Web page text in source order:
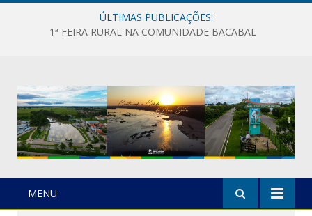
ÚLTIMAS PUBLICAÇÕES:
1ª FEIRA RURAL NA COMUNIDADE BACABAL
MENU